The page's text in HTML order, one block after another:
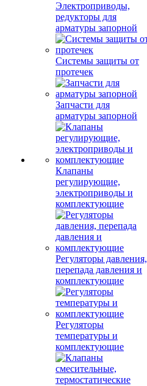
Электроприводы,
редукторы для
арматуры запорной
Системы защиты от
протечек
Запчасти для
арматуры запорной
Клапаны
регулирующие,
электроприводы и
комплектующие
Регуляторы давления,
перепада давления и
комплектующие
Регуляторы
температуры и
комплектующие